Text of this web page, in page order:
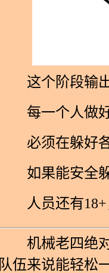
这个阶段输出
每一个人做好
必须在躲好各
如果能安全躲
人员还有18+
机械老四绝对
队伍来说能轻松